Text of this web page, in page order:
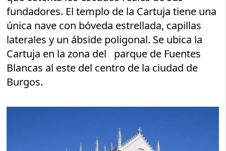
fundadores. El templo de la Cartuja tiene una
única nave con bóveda estrellada, capillas
laterales y un ábside poligonal. Se ubica la
Cartuja en la zona del parque de Fuentes
Blancas al este del centro de la ciudad de
Burgos.